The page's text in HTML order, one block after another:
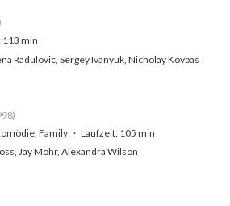
113 min
Radulovic, Sergey Ivanyuk, Nicholay Kovbas
Family
Laufzeit: 105 min
Jay Mohr, Alexandra Wilson